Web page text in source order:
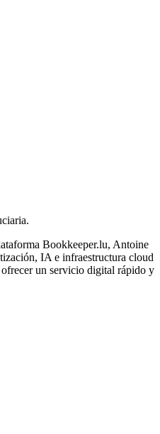
Bookkeeper.lu, Antoine
IA e infraestructura cloud
un servicio digital rápido y